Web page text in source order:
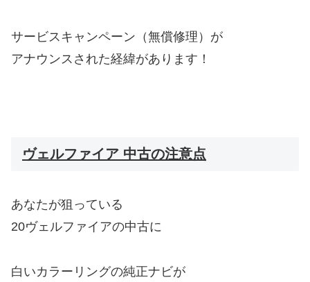
サービスキャンペーン（無償修理）が
アナウンスされた経緯があります！
ヴェルファイア 中古の注意点
あなたが狙っている
20ヴェルファイアの中古に
白いカラーリングの純正ナビが